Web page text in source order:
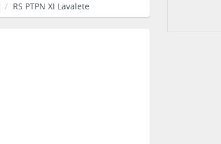
RS PTPN XI Lavalete